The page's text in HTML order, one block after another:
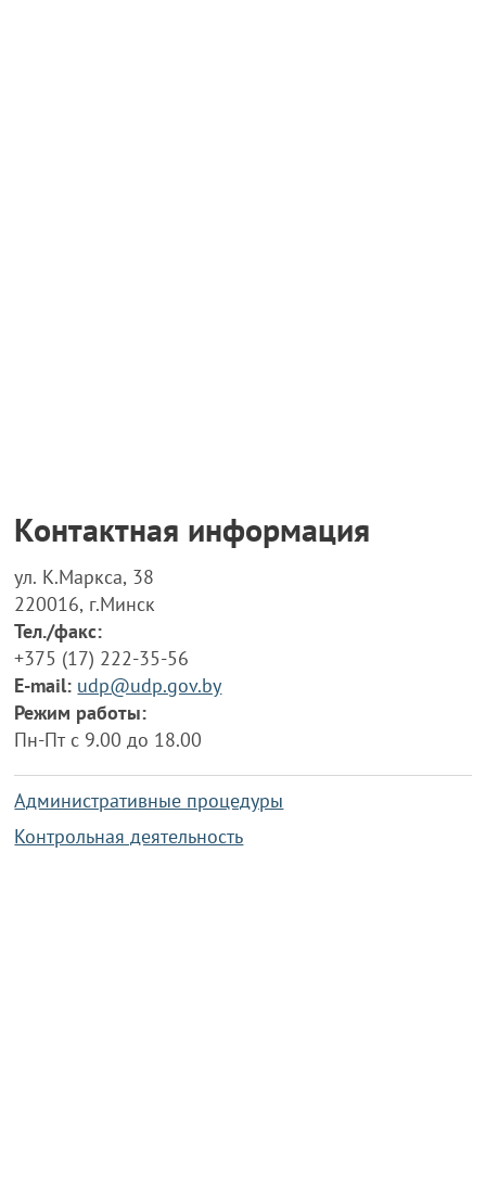
Контактная информация
ул. К.Маркса, 38
220016, г.Минск
Тел./факс:
+375 (17) 222-35-56
E-mail: udp@udp.gov.by
Режим работы:
Пн-Пт с 9.00 до 18.00
Административные процедуры
Контрольная деятельность